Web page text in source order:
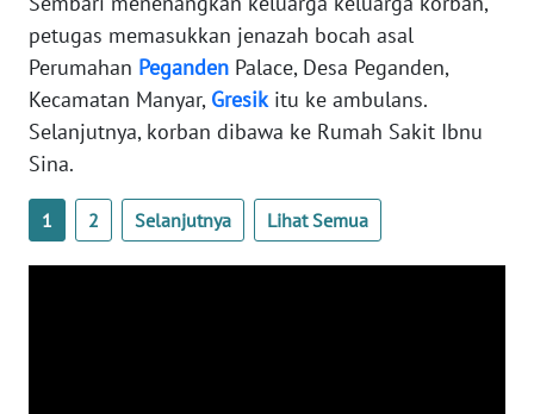
petugas memasukkan jenazah bocah asal
Perumahan Peganden Palace, Desa Peganden,
Kecamatan Manyar, Gresikitu ke ambulans.
Selanjutnya, korban dibawa ke Rumah Sakit Ibnu
Sina.
1 2 Selanjutnya Lihat Semua
NTT
WN
KEPRI
WN